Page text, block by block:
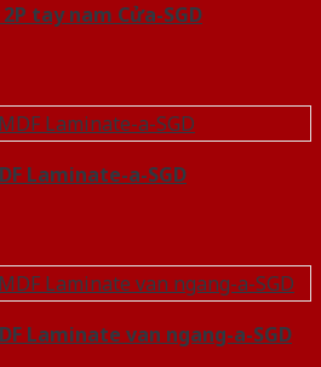
tay nam Cửa-SGD
Laminate-a-SGD
Laminate van ngang-a-SGD